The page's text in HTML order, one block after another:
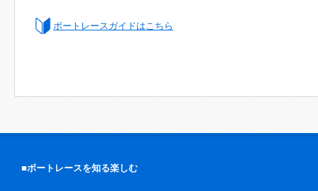
ボートレースガイドはこちら
■ボートレースを知る楽しむ